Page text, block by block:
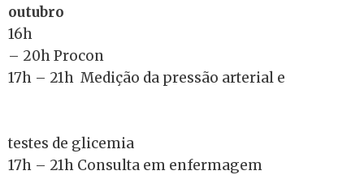
outubro
16h
– 20h Procon
17h – 21h Medição da pressão arterial e
testes de glicemia
17h – 21h Consulta em enfermagem